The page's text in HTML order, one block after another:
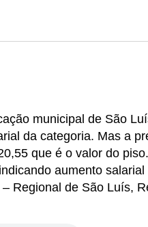
municipal de São
da categoria. Mas a
que é o valor do
aumento
Regional de São Luís,